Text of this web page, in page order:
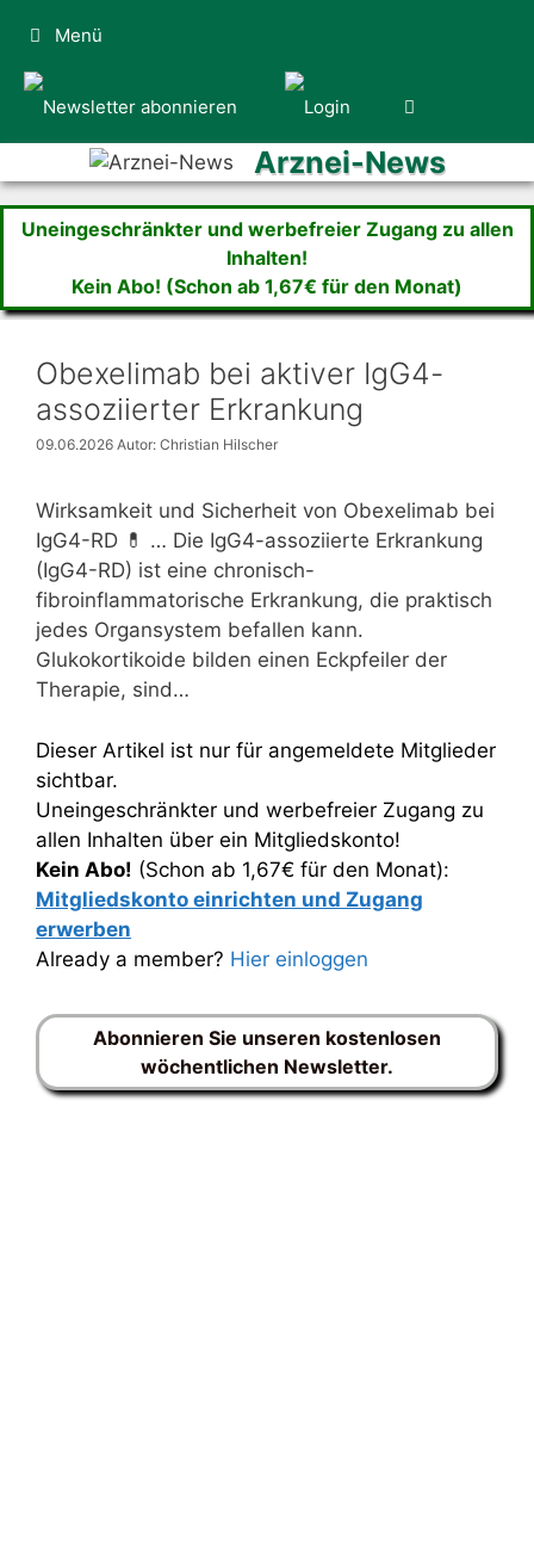
Inhalt
springen
Menü
Arznei-News
Uneingeschränkter und werbefreier Zugang zu allen
Inhalten!
Kein Abo! (Schon ab 1,67€ für den Monat)
Obexelimab bei aktiver IgG4-
assoziierter Erkrankung
09.06.2026 Autor: Christian Hilscher
Wirksamkeit und Sicherheit von Obexelimab bei
IgG4-RD 💊 … Die IgG4-assoziierte Erkrankung
(IgG4-RD) ist eine chronisch-
fibroinflammatorische Erkrankung, die praktisch
jedes Organsystem befallen kann.
Glukokortikoide bilden einen Eckpfeiler der
Therapie, sind…
Dieser Artikel ist nur für angemeldete Mitglieder
sichtbar.
Uneingeschränkter und werbefreier Zugang zu
allen Inhalten über ein Mitgliedskonto!
Kein Abo! (Schon ab 1,67€ für den Monat):
Mitgliedskonto einrichten und Zugang
erwerben
Already a member? Hier einloggen
Abonnieren Sie unseren kostenlosen
wöchentlichen Newsletter.